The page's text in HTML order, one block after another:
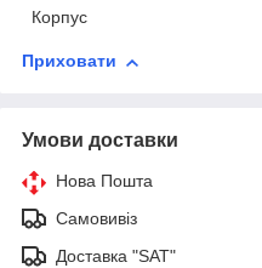
Корпус
Приховати
Умови доставки
Нова Пошта
Самовивіз
Доставка "SAT"